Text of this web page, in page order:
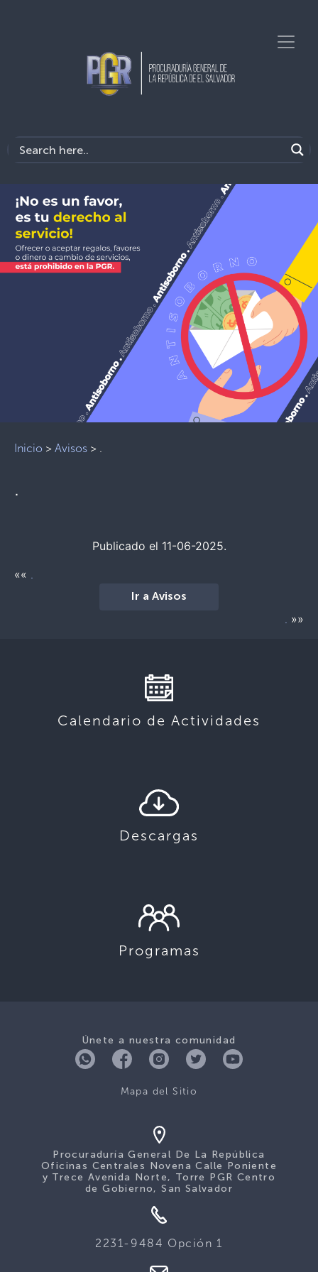
Inicio > Avisos > .
.
Publicado el 11-06-2025.
«« .
Ir a Avisos
. »»
Calendario de Actividades
Descargas
Programas
Únete a nuestra comunidad
Mapa del Sitio
Procuraduría General De La República
Oficinas Centrales Novena Calle Poniente
y Trece Avenida Norte, Torre PGR Centro
de Gobierno, San Salvador
2231-9484 Opción 1